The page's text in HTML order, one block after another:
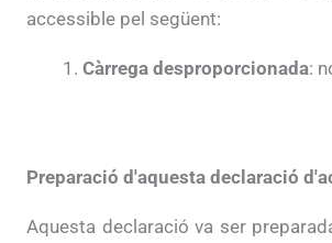
accessible pel següent:
Càrrega desproporcionada:
Preparació d'aquesta declaració
Aquesta declaració va ser